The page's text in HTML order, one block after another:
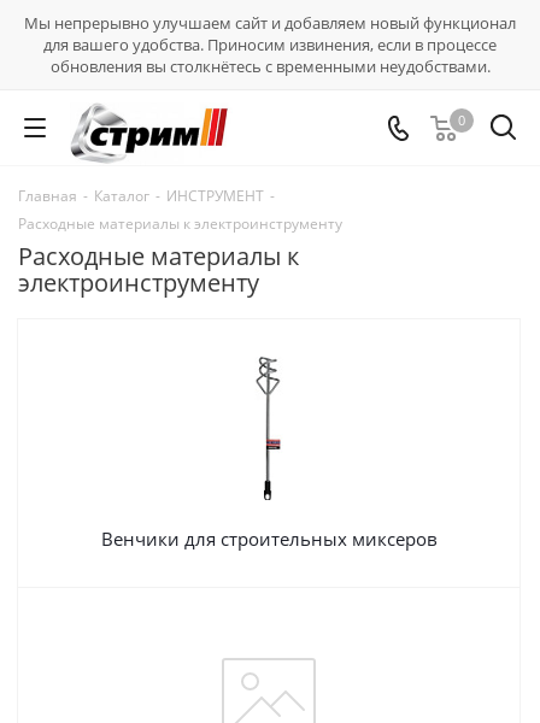
Мы непрерывно улучшаем сайт и добавляем новый функционал
для вашего удобства. Приносим извинения, если в процессе
обновления вы столкнётесь с временными неудобствами.
0
Главная - Каталог - ИНСТРУМЕНТ -
Расходные материалы к электроинструменту
Расходные материалы к
электроинструменту
Венчики для строительных миксеров